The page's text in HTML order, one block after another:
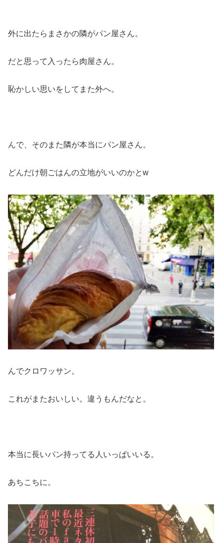
外に出たらまさかの隣がパン屋さん。
だと思って入ったら肉屋さん。
恥かしい思いをしてまた外へ。
んで、そのまた隣が本当にパン屋さん。
どんだけ朝ごはんの立地がいいのかとw
んでクロワッサン。
これがまたおいしい。違うもんだなと。
本当に長いパン持ってる人いっぱいいる。
あちこちに。